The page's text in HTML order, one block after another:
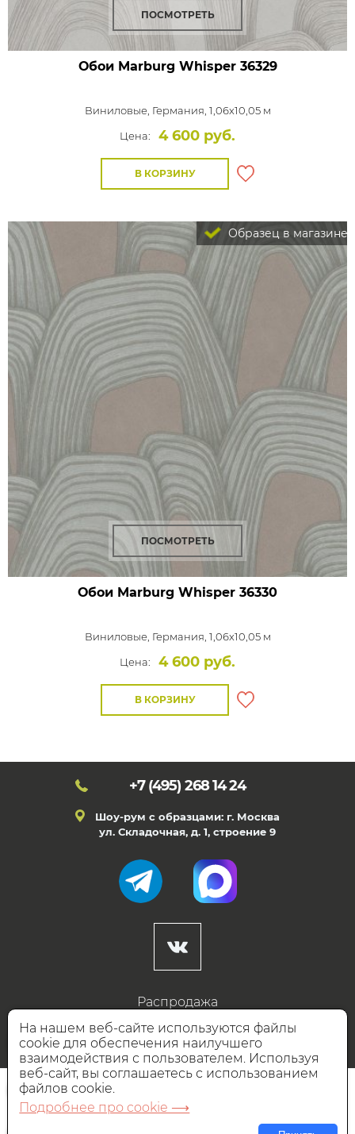
ПОСМОТРЕТЬ
Обои Marburg Whisper36329
Виниловые, Германия, 1,06x10,05 м
Цена:
4 600 руб.
В КОРЗИНУ
Образец в магазине
ПОСМОТРЕТЬ
Обои Marburg Whisper 36330
Виниловые, Германия, 1,06x10,05 м
Цена:
4 600 руб.
В КОРЗИНУ
+7 (495) 268 14 24
Шоу-рум с образцами: г. Москва
ул. Складочная, д. 1, строение 9
Распродажа
Готовые дизайны
Дизайнерам
НАШИ ПАРТНЁРЫ
На нашем веб-сайте используются файлы
cookie для обеспечения наилучшего
взаимодействия с пользователем. Используя
веб-сайт, вы соглашаетесь с использованием
файлов cookie.
Подробнее про cookie ⟶